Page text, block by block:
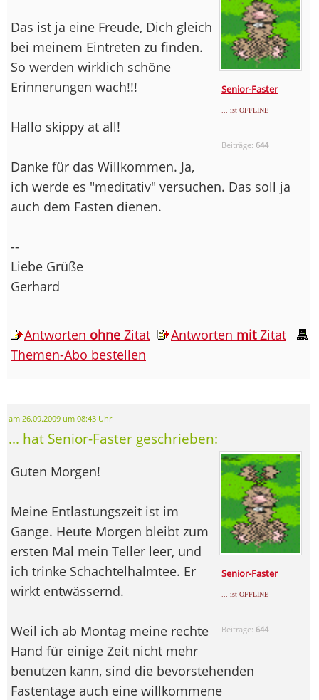
Senior-Faster
... ist OFFLINE
Beiträge:644
Das ist ja eine Freude, Dich gleich
bei meinem Eintreten zu finden.
So werden wirklich schöne
Erinnerungen wach!!!
Hallo skippy at all!
Danke für das Willkommen. Ja,
ich werde es "meditativ" versuchen. Das soll ja
auch dem Fasten dienen.
--
Liebe Grüße
Gerhard
Antworten ohne Zitat Antworten mitZitat
Themen-Abo bestellen
am 26.09.2009 um 08:43 Uhr
... hat Senior-Faster geschrieben:
Senior-Faster
... ist OFFLINE
Beiträge: 644
Guten Morgen!
Meine Entlastungszeit ist im
Gange. Heute Morgen bleibt zum
ersten Mal mein Teller leer, und
ich trinke Schachtelhalmtee. Er
wirkt entwässernd.
Weil ich ab Montag meine rechte
Hand für einige Zeit nicht mehr
benutzen kann, sind die bevorstehenden
Fastentage auch eine willkommene